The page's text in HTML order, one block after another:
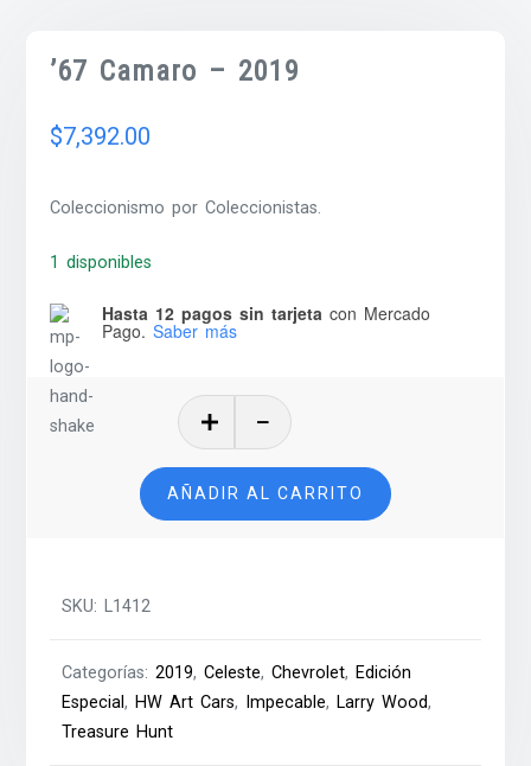
’67 Camaro – 2019
$7,392.00
Coleccionismo por Coleccionistas.
1 disponibles
Hasta 12 pagos sin tarjeta con Mercado
Pago. Saber más
–
2019
cantidad
AÑADIR AL CARRITO
SKU: L1412
Categorías:2019,Celeste,Chevrolet, Edición
Especial, HW Art Cars, Impecable, Larry Wood,
Treasure Hunt